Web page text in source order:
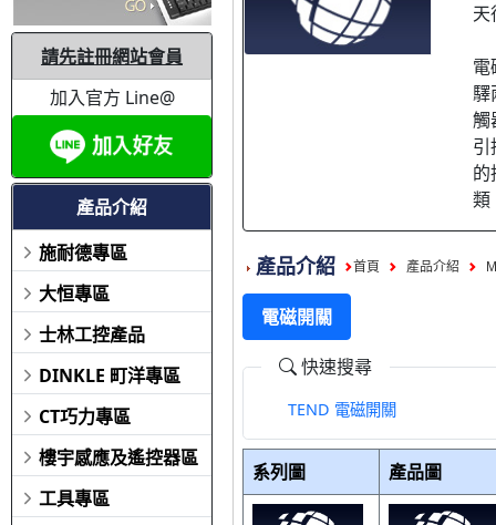
請先註冊網站會員
加入官方 Line@
產品介紹
施耐德專區
大恒專區
士林工控產品
DINKLE 町洋專區
CT巧力專區
樓宇感應及遙控器區
工具專區
天
電
觸
引
的
類
產品介紹 首頁 產品介紹
電磁開關
快速搜尋
TEND 電磁開關
系列圖 產品圖